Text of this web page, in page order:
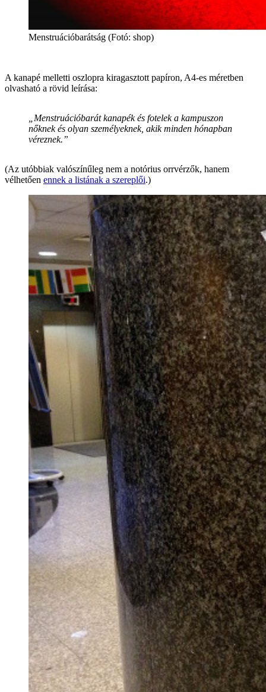
Menstruációbarátság (Fotó: shop)
A kanapé melletti oszlopra kiragasztott papíron, A4-es méretben
olvasható a rövid leírása:
„Menstruációbarát kanapék és fotelek a kampuszon
nőknek és olyan személyeknek, akik minden hónapban
véreznek.”
(Az utóbbiak valószínűleg nem a notórius orrvérzők, hanem
vélhetően ennek a listának a szereplői.)